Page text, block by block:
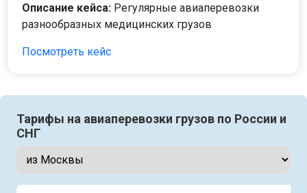
Описание кейса: Регулярные авиаперевозки
разнообразных медицинских грузов
Посмотреть кейс
Тарифы на авиаперевозки грузов по России и
СНГ